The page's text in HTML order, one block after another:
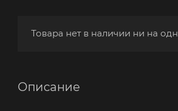
Товара нет в наличии ни на
Описание